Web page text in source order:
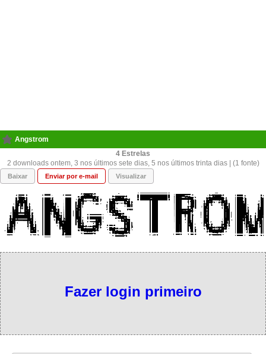
Angstrom
4
2 downloads ontem, 3 nos últimos sete dias, 5 nos últimos trinta dias | (1 fonte)
Baixar Enviar por e-mail Visualizar
Fazer login primeiro